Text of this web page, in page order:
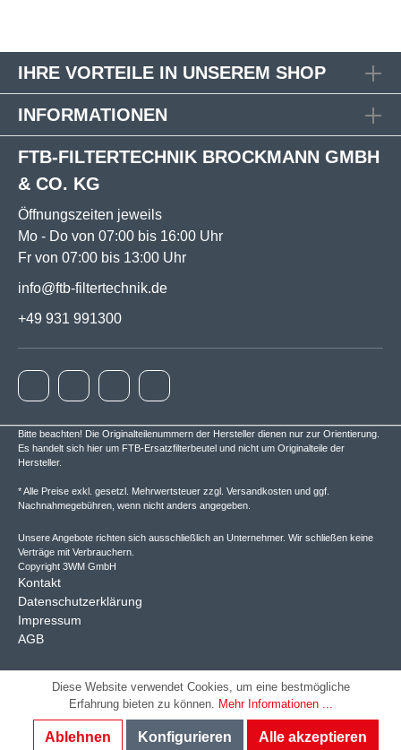
IHRE VORTEILE IN UNSEREM SHOP
INFORMATIONEN
FTB-FILTERTECHNIK BROCKMANN GMBH
& CO. KG
Öffnungszeiten jeweils
Mo - Do von 07:00 bis 16:00 Uhr
Fr von 07:00 bis 13:00 Uhr
info@ftb-filtertechnik.de
+49 931 991300
Bitte beachten! Die Originalteilenummern der Hersteller dienen nur zur Orientierung.
Es handelt sich hier um FTB-Ersatzfilterbeutel und nicht um Originalteile der
Hersteller.
* Alle Preise exkl. gesetzl. Mehrwertsteuer zzgl. Versandkosten und ggf.
Nachnahmegebühren, wenn nicht anders angegeben.
Unsere Angebote richten sich ausschließlich an Unternehmer. Wir schließen keine
Verträge mit Verbrauchern.
Copyright 3WM GmbH
Kontakt
Datenschutzerklärung
Impressum
AGB
Diese Website verwendet Cookies, um eine bestmögliche
Erfahrung bieten zu können. Mehr Informationen ...
Ablehnen Konfigurieren Alle akzeptieren